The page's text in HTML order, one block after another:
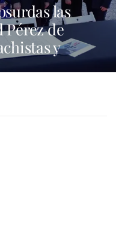
las
Pérez de
y
presencia en